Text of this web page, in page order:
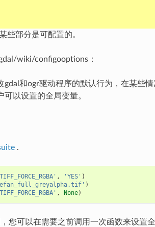
些部分是可配置的。
wiki/configooptions：
gdal和ogr驱动程序的默认行为，在某些
以设置的全局变量。
.
, 'YES' )
)
, None)
您可以在需要之前调用一次函数来设置